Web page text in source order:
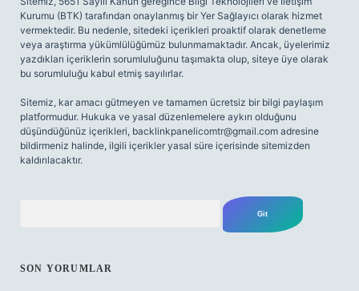
Kurumu (BTK) tarafından onaylanmış bir Yer Sağlayıcı olarak hizmet
vermektedir. Bu nedenle, sitedeki içerikleri proaktif olarak denetleme
veya araştırma yükümlülüğümüz bulunmamaktadır. Ancak, üyelerimiz
yazdıkları içeriklerin sorumluluğunu taşımakta olup, siteye üye olarak
bu sorumluluğu kabul etmiş sayılırlar.
Sitemiz, kar amacı gütmeyen ve tamamen ücretsiz bir bilgi paylaşım
platformudur. Hukuka ve yasal düzenlemelere aykırı olduğunu
düşündüğünüz içerikleri, backlinkpanelicomtr@gmail.com adresine
bildirmeniz halinde, ilgili içerikler yasal süre içerisinde sitemizden
kaldırılacaktır.
SON YORUMLAR